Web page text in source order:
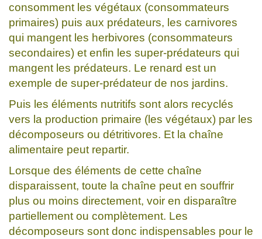
consomment les végétaux (consommateurs
primaires) puis aux prédateurs, les carnivores
qui mangent les herbivores (consommateurs
secondaires) et enfin les super-prédateurs qui
mangent les prédateurs. Le renard est un
exemple de super-prédateur de nos jardins.
Puis les éléments nutritifs sont alors recyclés
vers la production primaire (les végétaux) par les
décomposeurs ou détritivores. Et la chaîne
alimentaire peut repartir.
Lorsque des éléments de cette chaîne
disparaissent, toute la chaîne peut en souffrir
plus ou moins directement, voir en disparaître
partiellement ou complètement. Les
décomposeurs sont donc indispensables pour le